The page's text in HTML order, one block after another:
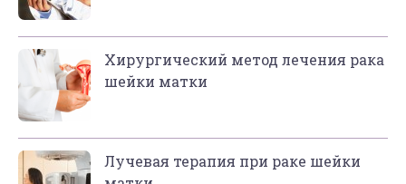
Хирургический метод лечения рака
шейки матки
Лучевая терапия при раке шейки